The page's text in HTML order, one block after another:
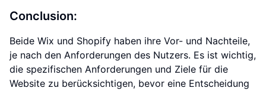
Conclusion:
Beide Wix und Shopify haben ihre Vor- und Nachteile,
je nach den Anforderungen des Nutzers. Es ist wichtig,
die spezifischen Anforderungen und Ziele für die
Website zu berücksichtigen, bevor eine Entscheidung